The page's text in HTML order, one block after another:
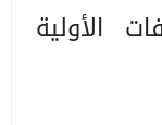
الأولية